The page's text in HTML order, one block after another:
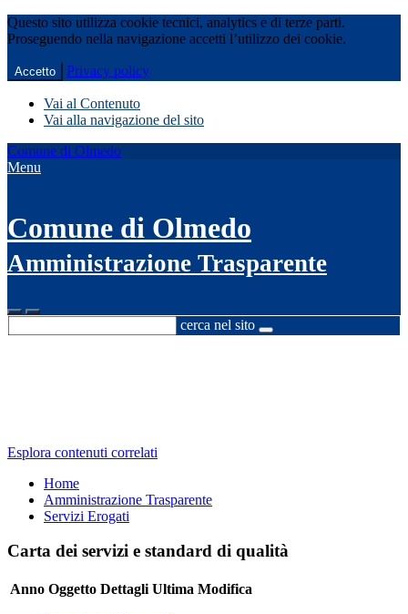
Questo sito utilizza cookie tecnici, analytics e di terze parti.
Proseguendo nella navigazione accetti l’utilizzo dei cookie.
Accetto Privacy policy
Vai al Contenuto
Vai alla navigazione del sito
Comune di Olmedo
Menu
Comune di Olmedo
Amministrazione Trasparente
cerca nel sito
Esplora contenuti correlati
Home
Amministrazione Trasparente
Servizi Erogati
Carta dei servizi e standard di qualità
Anno Oggetto Dettagli Ultima Modifica